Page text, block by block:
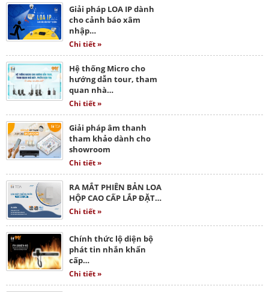
Giải pháp LOA IP dành
cho cảnh báo xâm
nhập…
Chi tiết »
Hệ thống Micro cho
hướng dẫn tour, tham
quan nhà…
Chi tiết »
Giải pháp âm thanh
tham khảo dành cho
showroom
Chi tiết »
RA MẮT PHIÊN BẢN LOA
HỘP CAO CẤP LẮP ĐẶT…
Chi tiết »
Chính thức lộ diện bộ
phát tin nhắn khẩn
cấp…
Chi tiết »